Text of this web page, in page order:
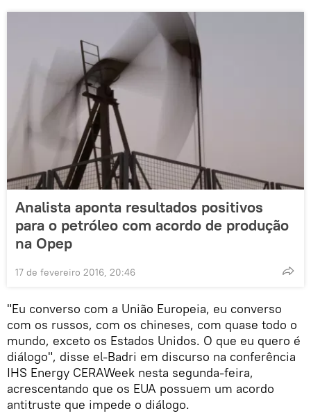
Analista aponta resultados positivos
para o petróleo com acordo de produção
na Opep
17 de fevereiro 2016, 20:46
"Eu converso com a União Europeia, eu converso
com os russos, com os chineses, com quase todo o
mundo, exceto os Estados Unidos. O que eu quero é
diálogo", disse el-Badri em discurso na conferência
IHS Energy CERAWeek nesta segunda-feira,
acrescentando que os EUA possuem um acordo
antitruste que impede o diálogo.